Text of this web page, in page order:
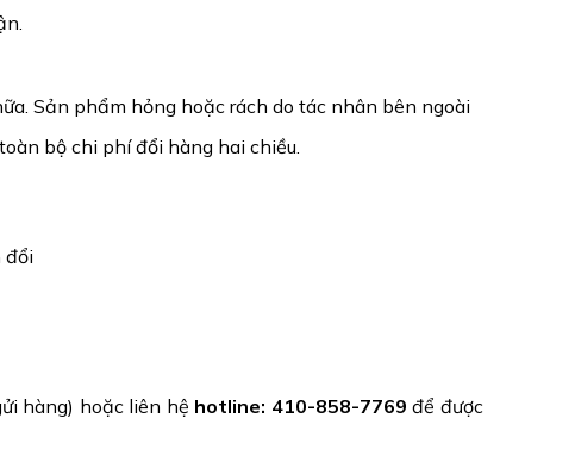
Sản phẩm hỏng hoặc rách do tác nhân bên ngoài
bộ chi phí đổi hàng hai chiều.
đổi
hàng) hoặc liên hệ hotline: 410-858-7769 để được